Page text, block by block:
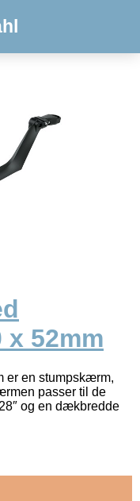
52mm
er en stumpskærm,
passer til de
og en dækbredde